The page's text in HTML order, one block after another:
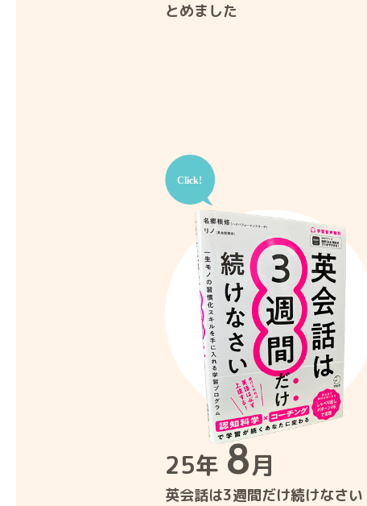
とめました
25年 8月
英会話は3週間だけ続けなさい